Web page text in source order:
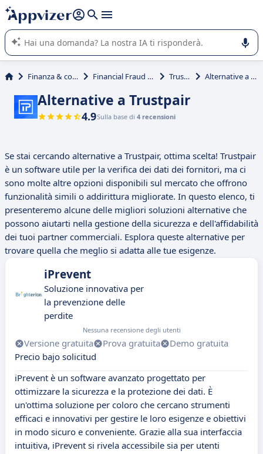
righe con
shift + enter
L'IA di Appvizer vi guida nell'utilizzo o nella scelta di un
software SaaS per la vostra azienda.
Finanza & contabilità Financial Fraud Detection Trustpair Alternative a Trustpair
Alternative a Trustpair
4.9Sulla base di 4 recensioni
Se stai cercando alternative a Trustpair, ottima scelta! Trustpair
è un software utile per la verifica dei dati dei fornitori, ma ci
sono molte altre opzioni disponibili sul mercato che offrono
funzionalità simili o addirittura migliorate. In questo elenco, ti
presenteremo alcune delle migliori soluzioni alternative che
possono aiutarti nella gestione della sicurezza e dell'affidabilità
dei tuoi partner commerciali. Esplora queste alternative per
trovare quella che meglio si adatta alle tue esigenze.
iPrevent
Soluzione innovativa per
la prevenzione delle
perdite
Nessuna recensione degli utenti
Versione gratuita Prova gratuita
Demo gratuita
Precio bajo solicitud
iPrevent è un software avanzato progettato per
ottimizzare la sicurezza e la protezione dei dati. È
un'ottima soluzione per coloro che cercano strumenti
efficaci e innovativi per gestire le loro esigenze e obiettivi
in modo sicuro e conveniente. Grazie alla sua interfaccia
intuitiva, iPrevent si rivela accessibile sia per utenti